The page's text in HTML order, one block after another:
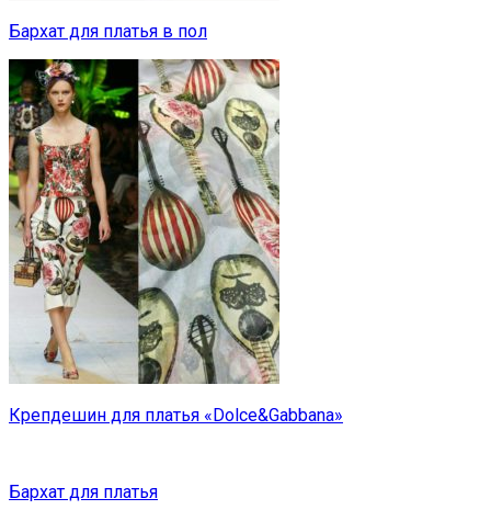
Бархат для платья в пол
Крепдешин для платья «Dolce&Gabbana»
Бархат для платья